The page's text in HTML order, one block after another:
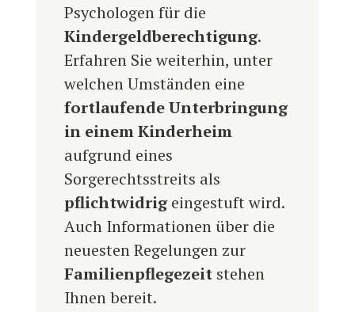
Psychologen für die
Kindergeldberechtigung.
Erfahren Sie weiterhin, unter
welchen Umständen eine
fortlaufende Unterbringung
in einem Kinderheim
aufgrund eines
Sorgerechtsstreits als
pflichtwidrigeingestuft wird.
Auch Informationen über die
neuesten Regelungen zur
Familienpflegezeit stehen
Ihnen bereit.